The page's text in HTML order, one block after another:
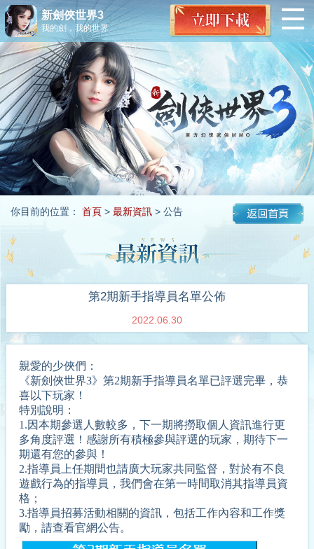
新劍俠世界3
我的劍，我的世界
你目前的位置： 首頁> 最新資訊> 公告
第2期新手指導員名單公佈
2022.06.30
親愛的少俠們：
《新劍俠世界3》第2期新手指導員名單已評選完畢，恭
喜以下玩家！
特別說明：
1.因本期參選人數較多，下一期將撈取個人資訊進行更
多角度評選！感謝所有積極參與評選的玩家，期待下一
期還有您的參與！
2.指導員上任期間也請廣大玩家共同監督，對於有不良
遊戲行為的指導員，我們會在第一時間取消其指導員資
格；
3.指導員招募活動相關的資訊，包括工作內容和工作獎
勵，請查看官網公告。